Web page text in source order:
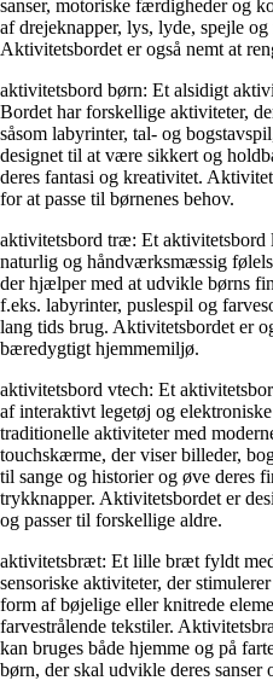
sanser, motoriske færdigheder og
af drejeknapper, lys, lyde, spejle
Aktivitetsbordet er også nemt at
aktivitetsbord børn: Et alsidigt
Bordet har forskellige aktiviteter,
såsom labyrinter, tal- og
designet til at være sikkert og
deres fantasi og kreativitet.
for at passe til børnenes behov.
aktivitetsbord træ: Et aktivitetsbord
naturlig og håndværksmæssig
der hjælper med at udvikle børns
f.eks. labyrinter, puslespil og
lang tids brug. Aktivitetsbordet er
bæredygtigt hjemmemiljø.
aktivitetsbord vtech: Et
af interaktivt legetøj og
traditionelle aktiviteter med
touchskærme, der viser billeder,
til sange og historier og øve deres
trykknapper. Aktivitetsbordet er
og passer til forskellige aldre.
aktivitetsbræt: Et lille bræt fyldt
sensoriske aktiviteter, der
form af bøjelige eller knitrede
farvestrålende tekstiler.
kan bruges både hjemme og på
børn, der skal udvikle deres sanser